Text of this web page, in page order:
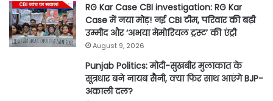
RG Kar Case CBI investigation: RG Kar
Case में नया मोड़! नई CBI टीम, परिवार की बढ़ी
उम्मीद और ‘अभया मेमोरियल ट्रस्ट’ की एंट्री
August 9, 2026
Punjab Politics: मोदी-सुखबीर मुलाकात के
सूत्रधार बने नायब सैनी, क्या फिर साथ आएंगे BJP-
अकाली दल?